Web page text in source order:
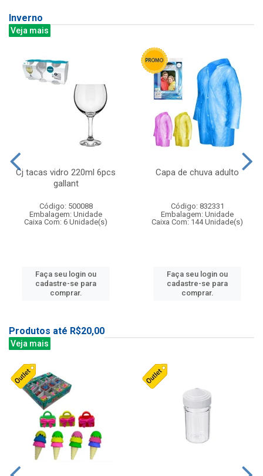
Inverno
Veja mais
Cj tacas vidro 220ml 6pcs
gallant
Código: 500088
Embalagem: Unidade
Caixa Com: 6 Unidade(s)
Faça seu login ou
cadastre-se para
comprar.
Capa de chuva adulto
Código: 832331
Embalagem: Unidade
Caixa Com: 144 Unidade(s)
Faça seu login ou
cadastre-se para
comprar.
Produtos até R$20,00
Veja mais